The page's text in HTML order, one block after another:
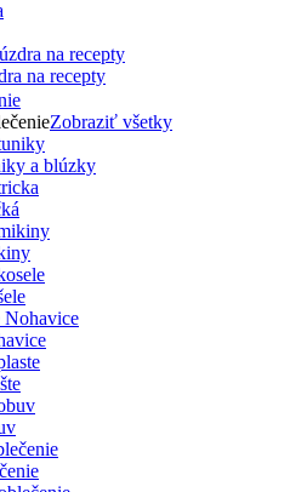
na recepty
Zobraziť všetky
a blúzky